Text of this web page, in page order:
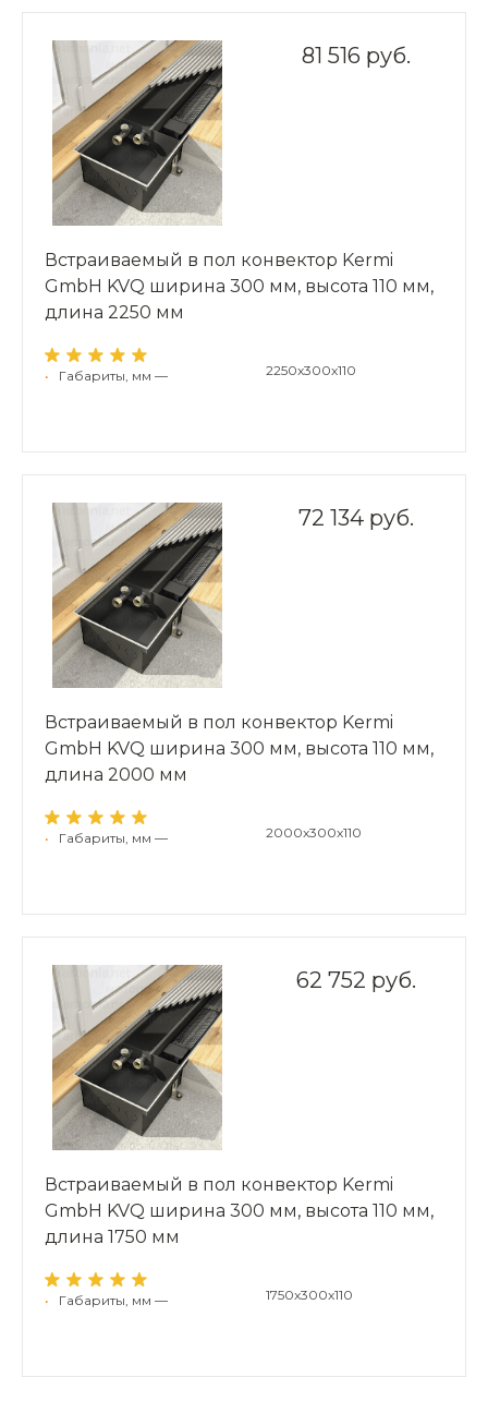
81 516 руб.
Встраиваемый в пол конвектор Kermi
GmbH KVQ ширина 300 мм, высота 110 мм,
длина 2250 мм
• Габариты, мм — 2250x300x110
72 134 руб.
Встраиваемый в пол конвектор Kermi
GmbH KVQ ширина 300 мм, высота 110 мм,
длина 2000 мм
• Габариты, мм — 2000x300x110
62 752 руб.
Встраиваемый в пол конвектор Kermi
GmbH KVQ ширина 300 мм, высота 110 мм,
длина 1750 мм
• Габариты, мм — 1750x300x110